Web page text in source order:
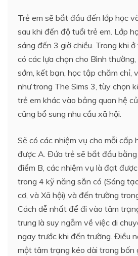
Trẻ em sẽ bắt đầu đến lớp học
sau khi đến độ tuổi trẻ em. Lớp
sáng đến 3 giờ chiều. Trong khi
có các lựa chọn cho Bình
sớm, kết bạn, học tập chăm chỉ,
như trong The Sims 3, tùy chọn
trẻ em khác vào bảng quan hệ
cũng bổ sung nhu cầu xã hội.
Sẽ có các nhiệm vụ cho mỗi
được A. Đứa trẻ sẽ bắt đầu
điểm B, các nhiệm vụ là đạt
trong 4 kỹ năng sẵn có (Sáng
cơ, và Xã hội) và đến trường
Cách dễ nhất để đi vào tâm
trung là suy ngẫm về việc di
ngay trước khi đến trường. Điều
một tâm trạng kéo dài trong bốn